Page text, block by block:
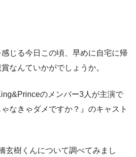
じる今日この頃、早めに自宅に帰
なんていかがでしょうか。
のメンバー3人が主演で
なきゃダメですか？』のキャスト
玄樹くんについて調べてみまし